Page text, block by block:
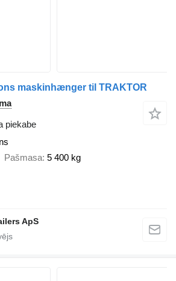
maskinhænger til TRAKTOR
piekabe
Pašmasa 5 400 kg
ApS